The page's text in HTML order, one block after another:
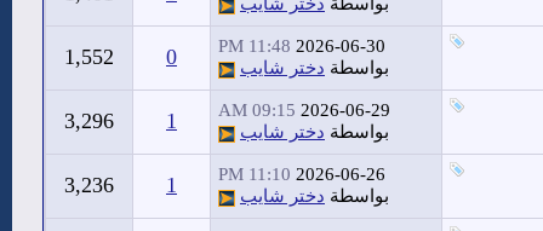
2026-06-30
11:48 PM
بواسطة دختر شايب 0
1,552
2026-06-29
09:15 AM
بواسطة دختر شايب 1
3,296
2026-06-26
11:10 PM
بواسطة دختر شايب 1
3,236